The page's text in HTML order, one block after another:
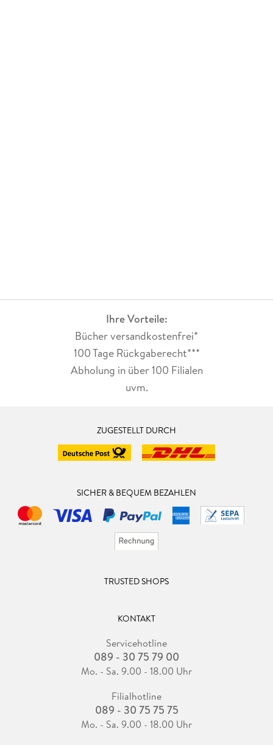
Ihre Vorteile:
Bücher versandkostenfrei*
100 Tage Rückgaberecht***
Abholung in über 100 Filialen
uvm.
ZUGESTELLT DURCH
SICHER & BEQUEM BEZAHLEN
TRUSTED SHOPS
KONTAKT
Servicehotline
089 - 30 75 79 00
Mo. - Sa. 9.00 - 18.00 Uhr
Filialhotline
089 - 30 75 75 75
Mo. - Sa. 9.00 - 18.00 Uhr